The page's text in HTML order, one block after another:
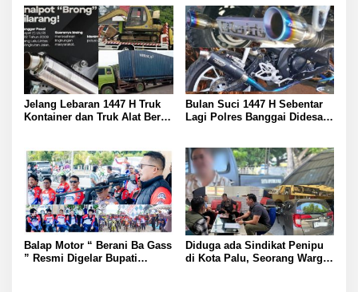
Berjuang Sendirian Perhatian
Pada Fitra Atlet Binaraga
Banggai
Jelang Lebaran 1447 H Truk
Kontainer dan Truk Alat Berat
Langkah Petugas
Bulan Suci 1447 H Sebentar
Lagi Polres Banggai Didesak
Rental Pengangkut Motor
Overload
Balap Motor “ Berani Ba Gass
” Resmi Digelar Bupati
Diduga ada Sindikat Penipu
di Kota Palu, Seorang Warga